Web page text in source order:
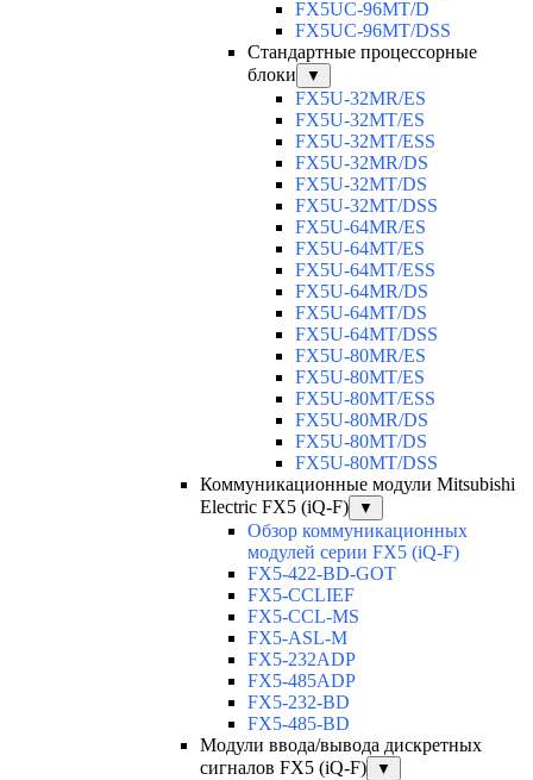
FX5UC-96MT/D
FX5UC-96MT/DSS
Стандартные процессорные
блоки
▼
FX5U-32MR/ES
FX5U-32MT/ES
FX5U-32MT/ESS
FX5U-32MR/DS
FX5U-32MT/DS
FX5U-32MT/DSS
FX5U-64MR/ES
FX5U-64MT/ES
FX5U-64MT/ESS
FX5U-64MR/DS
FX5U-64MT/DS
FX5U-64MT/DSS
FX5U-80MR/ES
FX5U-80MT/ES
FX5U-80MT/ESS
FX5U-80MR/DS
FX5U-80MT/DS
FX5U-80MT/DSS
Коммуникационные модули Mitsubishi
Electric FX5 (iQ-F)
▼
Обзор коммуникационных
модулей серии FX5 (iQ-F)
FX5-422-BD-GOT
FX5-CCLIEF
FX5-CCL-MS
FX5-ASL-M
FX5-232ADP
FX5-485ADP
FX5-232-BD
FX5-485-BD
Модули ввода/вывода дискретных
сигналов FX5 (iQ-F)
▼